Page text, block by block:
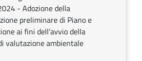
- Adozione della
preliminare di Piano e
ai fini dell’avvio della
valutazione ambientale